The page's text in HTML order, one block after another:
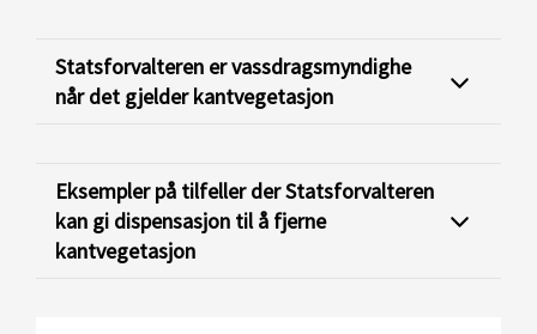
Statsforvalteren er vassdragsmyndighe
når det gjelder kantvegetasjon
Eksempler på tilfeller der Statsforvalteren
kan gi dispensasjon til å fjerne
kantvegetasjon